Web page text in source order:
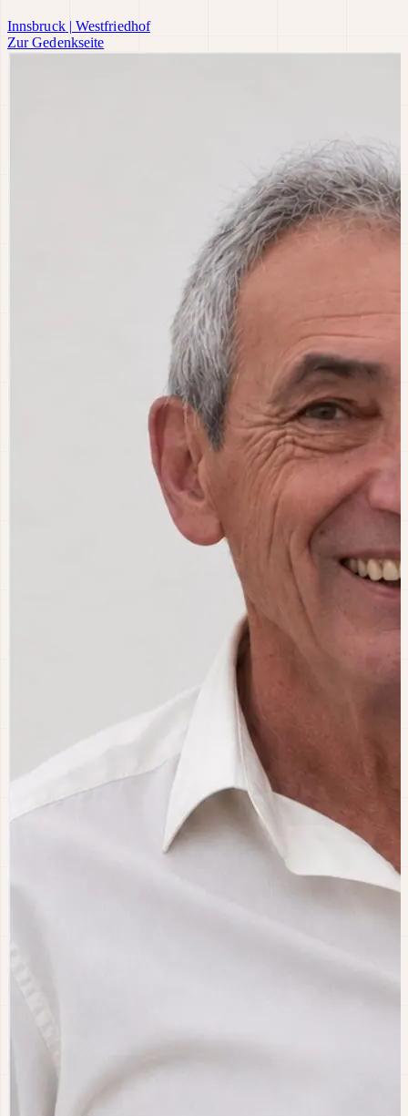
Innsbruck| Westfriedhof
Zur Gedenkseite